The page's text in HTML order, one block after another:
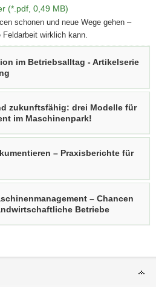
(*.pdf, 0,49 MB)
schonen und neue Wege gehen –
wirklich kann.
im Betriebsalltag - Artikelserie
zukunftsfähig: drei Modelle für
im Maschinenpark!
– Praxisberichte für
– Chancen
Betriebe